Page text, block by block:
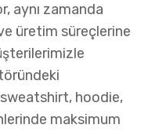
aynı zamanda
üretim süreçlerine
hoodie,
maksimum